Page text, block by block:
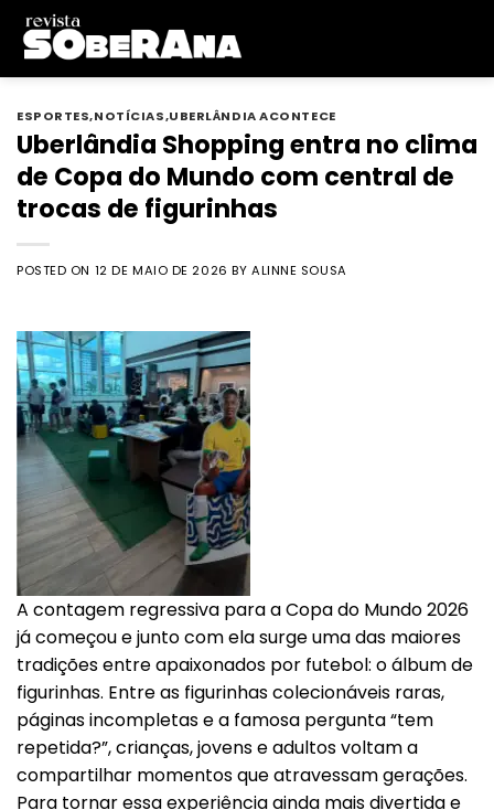
Skip
content
ESPORTES,NOTÍCIAS,UBERLÂNDIA ACONTECE
Uberlândia Shopping entra no clima
de Copa do Mundo com central de
trocas de figurinhas
POSTED ON 12 DE MAIO DE 2026 BY ALINNE SOUSA
A contagem regressiva para a Copa do Mundo 2026
já começou e junto com ela surge uma das maiores
tradições entre apaixonados por futebol: o álbum de
figurinhas. Entre as figurinhas colecionáveis raras,
páginas incompletas e a famosa pergunta “tem
repetida?”, crianças, jovens e adultos voltam a
compartilhar momentos que atravessam gerações.
Para tornar essa experiência ainda mais divertida e